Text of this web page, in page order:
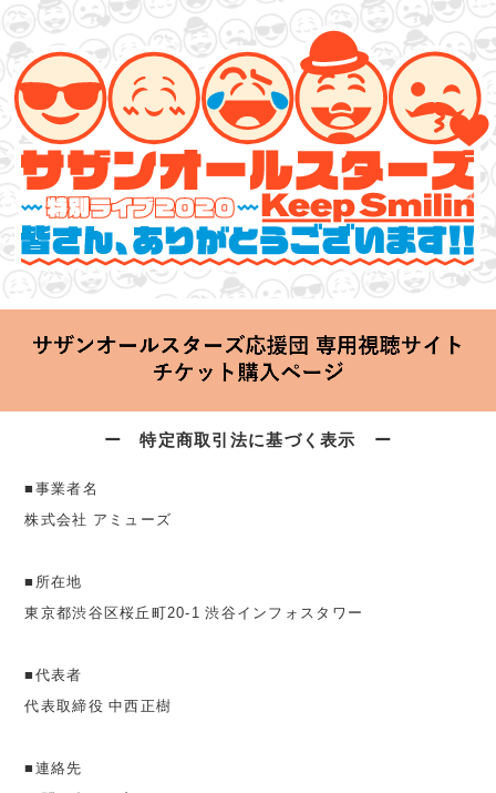
サザンオールスターズ 特別ライブ 2020
2020.06.25 Thu 20:00 Start at 横浜アリーナ
ー 特定商取引法に基づく表示 ー
■事業者名
株式会社 アミューズ
■所在地
東京都渋谷区桜丘町20-1 渋谷インフォスタワー
■代表者
代表取締役 中西正樹
■連絡先